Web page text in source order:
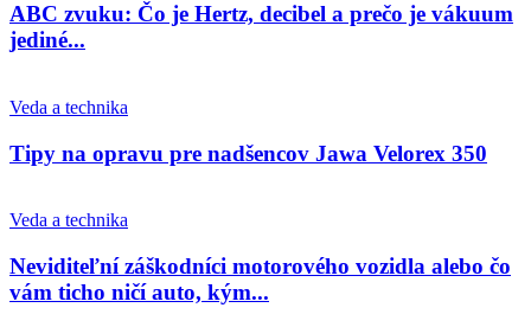
ABC zvuku: Čo je Hertz, decibel a prečo je vákuum
jediné...
Veda a technika
Tipy na opravu pre nadšencov Jawa Velorex 350
Veda a technika
Neviditeľní záškodníci motorového vozidla alebo čo
vám ticho ničí auto, kým...